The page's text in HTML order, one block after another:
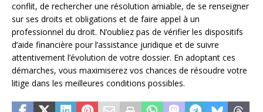
conflit, de rechercher une résolution amiable, de se renseigner
sur ses droits et obligations et de faire appel à un
professionnel du droit. N’oubliez pas de vérifier les dispositifs
d’aide financière pour l’assistance juridique et de suivre
attentivement l’évolution de votre dossier. En adoptant ces
démarches, vous maximiserez vos chances de résoudre votre
litige dans les meilleures conditions possibles.